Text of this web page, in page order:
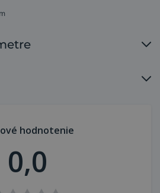
gombík),
kovov,
zvarov, skosenie a
náročné aplikácie.
hodnotenie
0,0